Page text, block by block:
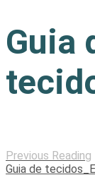
Guia
Previous Reading
Guia de